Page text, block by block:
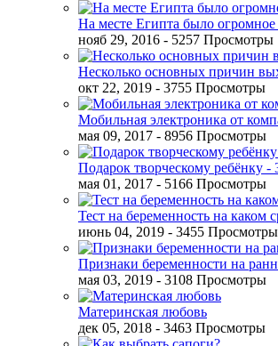
На месте Египта было огромное
нояб 29, 2016 - 5257 Просмотры
Несколько основных причин
окт 22, 2019 - 3755 Просмотры
Мобильная электроника от
мая 09, 2017 - 8956 Просмотры
Подарок творческому ребёнку -
мая 01, 2017 - 5166 Просмотры
Тест на беременность на каком
июнь 04, 2019 - 3455 Просмотры
Признаки беременности на
мая 03, 2019 - 3108 Просмотры
Материнская любовь
дек 05, 2018 - 3463 Просмотры